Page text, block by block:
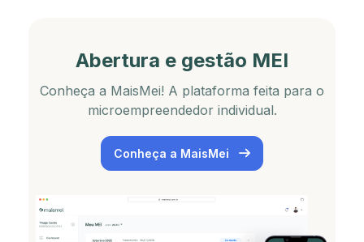
Abertura e gestão MEI
Conheça a MaisMei! A plataforma feita para o
microempreendedor individual.
Conheça a MaisMei